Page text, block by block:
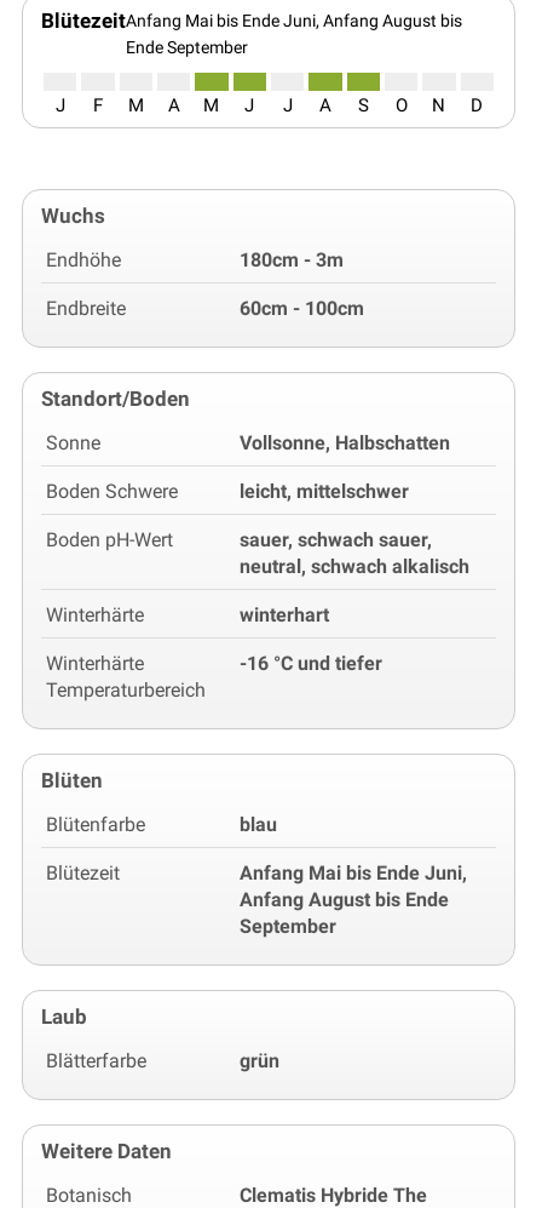
BlütezeitAnfang Mai bis Ende Juni, Anfang August bis
Ende September
J F M A M J J A S O N D
Wuchs
Endhöhe 180cm - 3m
Endbreite 60cm - 100cm
Standort/Boden
Sonne Vollsonne, Halbschatten
Boden Schwere leicht, mittelschwer
Boden pH-Wert
sauer, schwach sauer,
neutral, schwach alkalisch
Winterhärte winterhart
Winterhärte
Temperaturbereich
-16 °C und tiefer
Blüten
Blütenfarbe blau
Blütezeit
Anfang Mai bis Ende Juni,
Anfang August bis Ende
September
Laub
Blätterfarbe grün
Weitere Daten
Botanisch
Clematis Hybride The